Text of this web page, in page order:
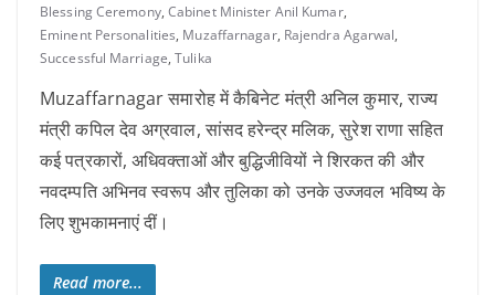
Blessing Ceremony, Cabinet Minister Anil Kumar,
Eminent Personalities, Muzaffarnagar, Rajendra Agarwal,
Successful Marriage,Tulika
Muzaffarnagar समारोह में कैबिनेट मंत्री अनिल कुमार, राज्य
मंत्री कपिल देव अग्रवाल, सांसद हरेन्द्र मलिक, सुरेश राणा सहित
कई पत्रकारों, अधिवक्ताओं और बुद्धिजीवियों ने शिरकत की और
नवदम्पति अभिनव स्वरूप और तुलिका को उनके उज्जवल भविष्य के
लिए शुभकामनाएं दीं।
Read more...